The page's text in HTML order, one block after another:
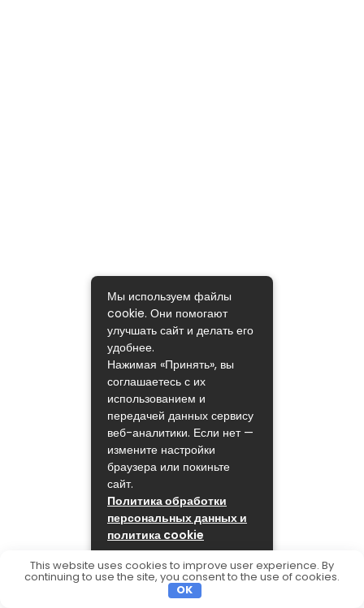
Мы используем файлы
cookie. Они помогают
улучшать сайт и делать его
удобнее.
Нажимая «Принять», вы
соглашаетесь с их
использованием и
передачей данных сервису
веб-аналитики. Если нет —
измените настройки
браузера или покиньте
сайт.
Политика обработки
персональных данных и
политика cookie
ПРИНЯТЬ
This website uses cookies to improve user experience. By
continuing to use the site, you consent to the use of cookies.
OK